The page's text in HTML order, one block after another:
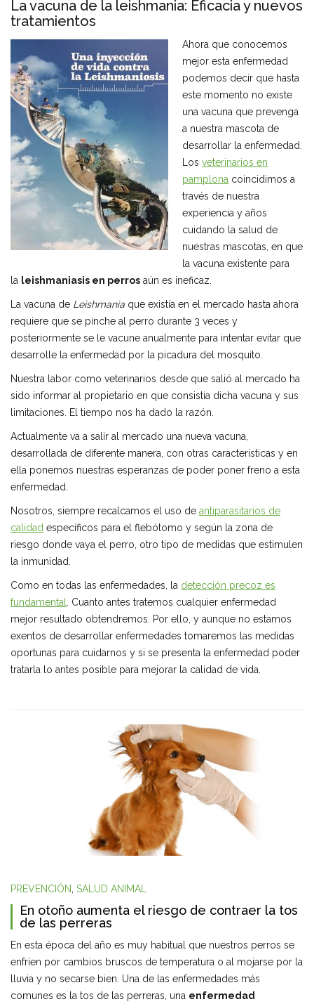
La vacuna de la leishmania: Eficacia y nuevos
tratamientos
Ahora que conocemos
mejor esta enfermedad
podemos decir que hasta
este momento no existe
una vacuna que prevenga
a nuestra mascota de
desarrollar la enfermedad.
Los veterinarios en
pamplona coincidimos a
través de nuestra
experiencia y años
cuidando la salud de
nuestras mascotas, en que
la vacuna existente para
la leishmaniasis en perros aún es ineficaz.
La vacuna de Leishmania que existía en el mercado hasta ahora
requiere que se pinche al perro durante 3 veces y
posteriormente se le vacune anualmente para intentar evitar que
desarrolle la enfermedad por la picadura del mosquito.
Nuestra labor como veterinarios desde que salió al mercado ha
sido informar al propietario en que consistía dicha vacuna y sus
limitaciones. El tiempo nos ha dado la razón.
Actualmente va a salir al mercado una nueva vacuna,
desarrollada de diferente manera, con otras características y en
ella ponemos nuestras esperanzas de poder poner freno a esta
enfermedad.
Nosotros, siempre recalcamos el uso de antiparasitarios de
calidad específicos para el flebótomo y según la zona de
riesgo donde vaya el perro, otro tipo de medidas que estimulen
la inmunidad.
Como en todas las enfermedades, la detección precoz es
fundamental. Cuanto antes tratemos cualquier enfermedad
mejor resultado obtendremos. Por ello, y aunque no estamos
exentos de desarrollar enfermedades tomaremos las medidas
oportunas para cuidarnos y si se presenta la enfermedad poder
tratarla lo antes posible para mejorar la calidad de vida.
PREVENCIÓN SALUD ANIMAL
En otoño aumenta el riesgo de contraer la tos
de las perreras
En esta época del año es muy habitual que nuestros perros se
enfríen por cambios bruscos de temperatura o al mojarse por la
lluvia y no secarse bien. Una de las enfermedades más
comunes es la tos de las perreras, una enfermedad